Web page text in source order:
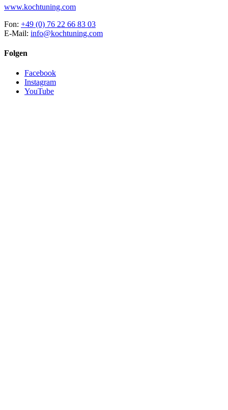
www.kochtuning.com
Fon: +49 (0) 76 22 66 83 03
E-Mail: info@kochtuning.com
Folgen
Facebook
Instagram
YouTube